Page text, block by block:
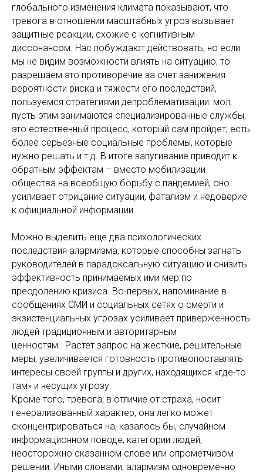
глобального изменения климата показывают, что
тревога в отношении масштабных угроз вызывает
защитные реакции, схожие с когнитивным
диссонансом. Нас побуждают действовать, но если
мы не видим возможности влиять на ситуацию, то
разрешаем это противоречие за счет занижения
вероятности риска и тяжести его последствий,
пользуемся стратегиями депроблематизации: мол,
пусть этим занимаются специализированные службы;
это естественный процесс, который сам пройдет; есть
более серьезные социальные проблемы, которые
нужно решать и т.д. В итоге запугивание приводит к
обратным эффектам – вместо мобилизации
общества на всеобщую борьбу с пандемией, оно
усиливает отрицание ситуации, фатализм и недоверие
к официальной информации.
Можно выделить еще два психологических
последствия алармизма, которые способны загнать
руководителей в парадоксальную ситуацию и снизить
эффективность принимаемых ими мер по
преодолению кризиса. Во-первых, напоминание в
сообщениях СМИ и социальных сетях о смерти и
экзистенциальных угрозах усиливает приверженность
людей традиционным и авторитарным
ценностям. Растет запрос на жесткие, решительные
меры, увеличивается готовность противопоставлять
интересы своей группы и других, находящихся «где-то
там» и несущих угрозу.
Кроме того, тревога, в отличие от страха, носит
генерализованный характер, она легко может
сконцентрироваться на, казалось бы, случайном
информационном поводе, категории людей,
неосторожно сказанном слове или опрометчивом
решении. Иными словами, алармизм одновременно